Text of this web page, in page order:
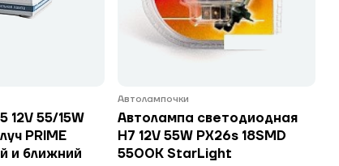
12V 55/15W
PRIME
и ближний
Автолампочки
Автолампа светодиодная
H7 12V 55W PX26s 18SMD
5500K StarLight